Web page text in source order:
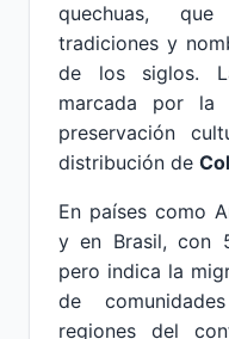
quechuas,
tradiciones y
de los siglos.
marcada por la
preservación
distribución de
En países como
y en Brasil, con
pero indica la
de
regiones del